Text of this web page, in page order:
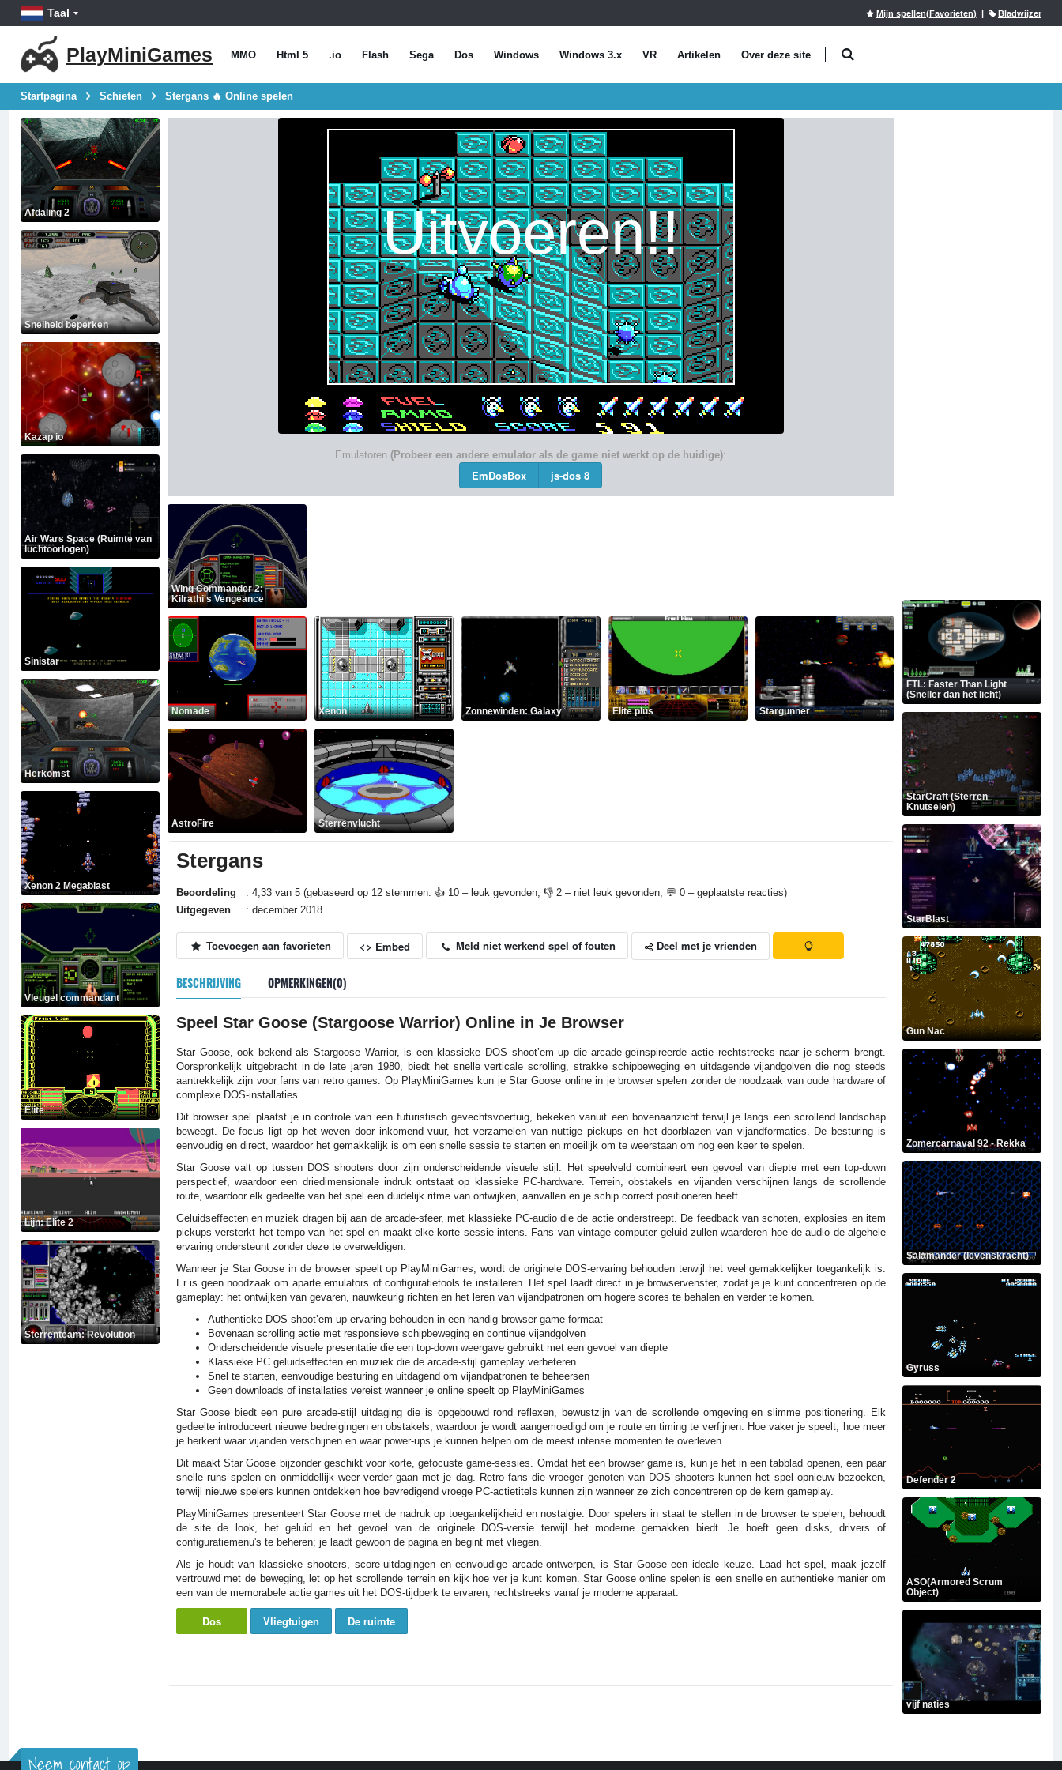
Taal Mijn spellen(Favorieten) | Bladwijzer
PlayMiniGames MMO Html 5 .io Flash Sega Dos Windows Windows 3.x VR Artikelen Over deze site
Startpagina Schieten Stergans 🔥 Online spelen
Afdaling 2
Snelheid beperken
Kazap io
Air Wars Space (Ruimte van
luchtoorlogen)
Sinistar
Herkomst
Xenon 2 Megablast
Vleugel commandant
Elite
Lijn: Elite 2
Sterrenteam: Revolution
Uitvoeren!!
Emulatoren (Probeer een andere emulator als de game niet werkt op de huidige):
EmDosBox js-dos 8
Wing Commander 2:
Kilrathi's Vengeance
Nomade Xenon Zonnewinden: Galaxy Elite plus Stargunner
AstroFire Sterrenvlucht
Stergans
Beoordeling
: 4,33 van 5 (gebaseerd op 12 stemmen. 👍 10 – leuk gevonden, 👎 2 – niet leuk gevonden, 💬 0 – geplaatste reacties)
Uitgegeven
: december 2018
Toevoegen aan favorieten <> Embed Meld niet werkend spel of fouten Deel met je vrienden
BESCHRIJVING OPMERKINGEN(0)
Speel Star Goose (Stargoose Warrior) Online in Je Browser
Star Goose, ook bekend als Stargoose Warrior, is een klassieke DOS shoot’em up die arcade-geïnspireerde actie rechtstreeks naar je scherm brengt.
Oorspronkelijk uitgebracht in de late jaren 1980, biedt het snelle verticale scrolling, strakke schipbeweging en uitdagende vijandgolven die nog steeds
aantrekkelijk zijn voor fans van retro games. Op PlayMiniGames kun je Star Goose online in je browser spelen zonder de noodzaak van oude hardware of
complexe DOS-installaties.
Dit browser spel plaatst je in controle van een futuristisch gevechtsvoertuig, bekeken vanuit een bovenaanzicht terwijl je langs een scrollend landschap
beweegt. De focus ligt op het weven door inkomend vuur, het verzamelen van nuttige pickups en het doorblazen van vijandformaties. De besturing is
eenvoudig en direct, waardoor het gemakkelijk is om een snelle sessie te starten en moeilijk om te weerstaan om nog een keer te spelen.
Star Goose valt op tussen DOS shooters door zijn onderscheidende visuele stijl. Het speelveld combineert een gevoel van diepte met een top-down
perspectief, waardoor een driedimensionale indruk ontstaat op klassieke PC-hardware. Terrein, obstakels en vijanden verschijnen langs de scrollende
route, waardoor elk gedeelte van het spel een duidelijk ritme van ontwijken, aanvallen en je schip correct positioneren heeft.
Geluidseffecten en muziek dragen bij aan de arcade-sfeer, met klassieke PC-audio die de actie onderstreept. De feedback van schoten, explosies en item
pickups versterkt het tempo van het spel en maakt elke korte sessie intens. Fans van vintage computer geluid zullen waarderen hoe de audio de algehele
ervaring ondersteunt zonder deze te overweldigen.
Wanneer je Star Goose in de browser speelt op PlayMiniGames, wordt de originele DOS-ervaring behouden terwijl het veel gemakkelijker toegankelijk is.
Er is geen noodzaak om aparte emulators of configuratietools te installeren. Het spel laadt direct in je browservenster, zodat je je kunt concentreren op de
gameplay: het ontwijken van gevaren, nauwkeurig richten en het leren van vijandpatronen om hogere scores te behalen en verder te komen.
Authentieke DOS shoot’em up ervaring behouden in een handig browser game formaat
Bovenaan scrolling actie met responsieve schipbeweging en continue vijandgolven
Onderscheidende visuele presentatie die een top-down weergave gebruikt met een gevoel van diepte
Klassieke PC geluidseffecten en muziek die de arcade-stijl gameplay verbeteren
Snel te starten, eenvoudige besturing en uitdagend om vijandpatronen te beheersen
Geen downloads of installaties vereist wanneer je online speelt op PlayMiniGames
Star Goose biedt een pure arcade-stijl uitdaging die is opgebouwd rond reflexen, bewustzijn van de scrollende omgeving en slimme positionering. Elk
gedeelte introduceert nieuwe bedreigingen en obstakels, waardoor je wordt aangemoedigd om je route en timing te verfijnen. Hoe vaker je speelt, hoe meer
je herkent waar vijanden verschijnen en waar power-ups je kunnen helpen om de meest intense momenten te overleven.
Dit maakt Star Goose bijzonder geschikt voor korte, gefocuste game-sessies. Omdat het een browser game is, kun je het in een tabblad openen, een paar
snelle runs spelen en onmiddellijk weer verder gaan met je dag. Retro fans die vroeger genoten van DOS shooters kunnen het spel opnieuw bezoeken,
terwijl nieuwe spelers kunnen ontdekken hoe bevredigend vroege PC-actietitels kunnen zijn wanneer ze zich concentreren op de kern gameplay.
PlayMiniGames presenteert Star Goose met de nadruk op toegankelijkheid en nostalgie. Door spelers in staat te stellen in de browser te spelen, behoudt
de site de look, het geluid en het gevoel van de originele DOS-versie terwijl het moderne gemakken biedt. Je hoeft geen disks, drivers of
configuratiemenu's te beheren; je laadt gewoon de pagina en begint met vliegen.
Als je houdt van klassieke shooters, score-uitdagingen en eenvoudige arcade-ontwerpen, is Star Goose een ideale keuze. Laad het spel, maak jezelf
vertrouwd met de beweging, let op het scrollende terrein en kijk hoe ver je kunt komen. Star Goose online spelen is een snelle en authentieke manier om
een van de memorabele actie games uit het DOS-tijdperk te ervaren, rechtstreeks vanaf je moderne apparaat.
Dos Vliegtuigen De ruimte
FTL: Faster Than Light
(Sneller dan het licht)
StarCraft (Sterren
Knutselen)
StarBlast
Gun Nac
Zomercarnaval 92 - Rekka
Salamander (levenskracht)
Gyruss
Defender 2
ASO(Armored Scrum
Object)
vijf naties
Neem contact op